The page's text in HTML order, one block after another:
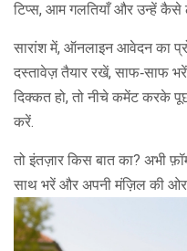
टिप्स, आम गलतियाँ और उन्हें कैसे
सारांश में, ऑनलाइन आवेदन का
दस्तावेज़ तैयार रखें, साफ‑साफ
दिक्कत हो, तो नीचे कमेंट करके
करें.
तो इंतज़ार किस बात का? अभी
साथ भरें और अपनी मंज़िल की